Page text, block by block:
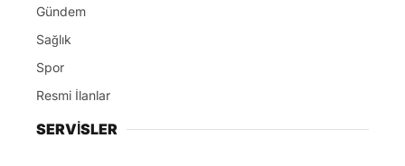
Gündem
Sağlık
Spor
Resmi İlanlar
SERVİSLER